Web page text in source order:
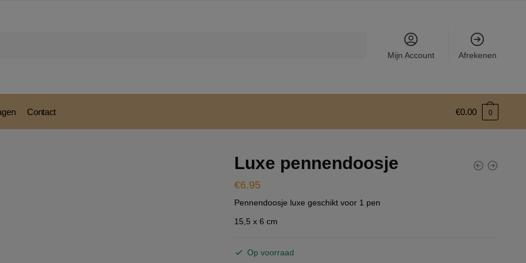
Mijn Account Afrekenen
Contact €0.00 0
Luxe pennendoosje
€6.95
Pennendoosje luxe geschikt voor 1 pen
15,5 x 6 cm
Op voorraad